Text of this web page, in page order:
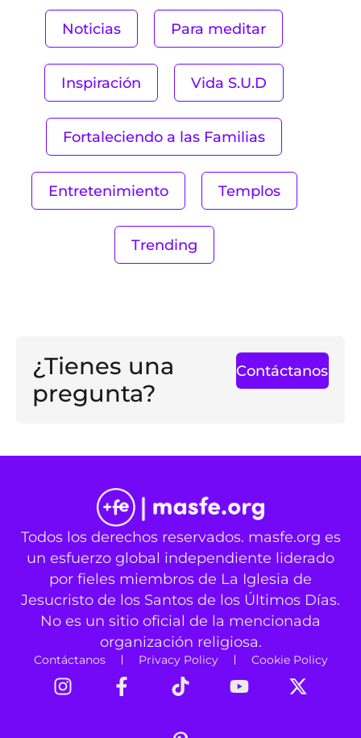
Noticias Para meditar
Inspiración Vida S.U.D
Fortaleciendo a las Familias
Entretenimiento Templos
Trending
¿Tienes una
pregunta?
Contáctanos
Todos los derechos reservados. masfe.org es
un esfuerzo global independiente liderado
por fieles miembros de La Iglesia de
Jesucristo de los Santos de los Últimos Días.
No es un sitio oficial de la mencionada
organización religiosa.
Contáctanos Privacy Policy Cookie Policy